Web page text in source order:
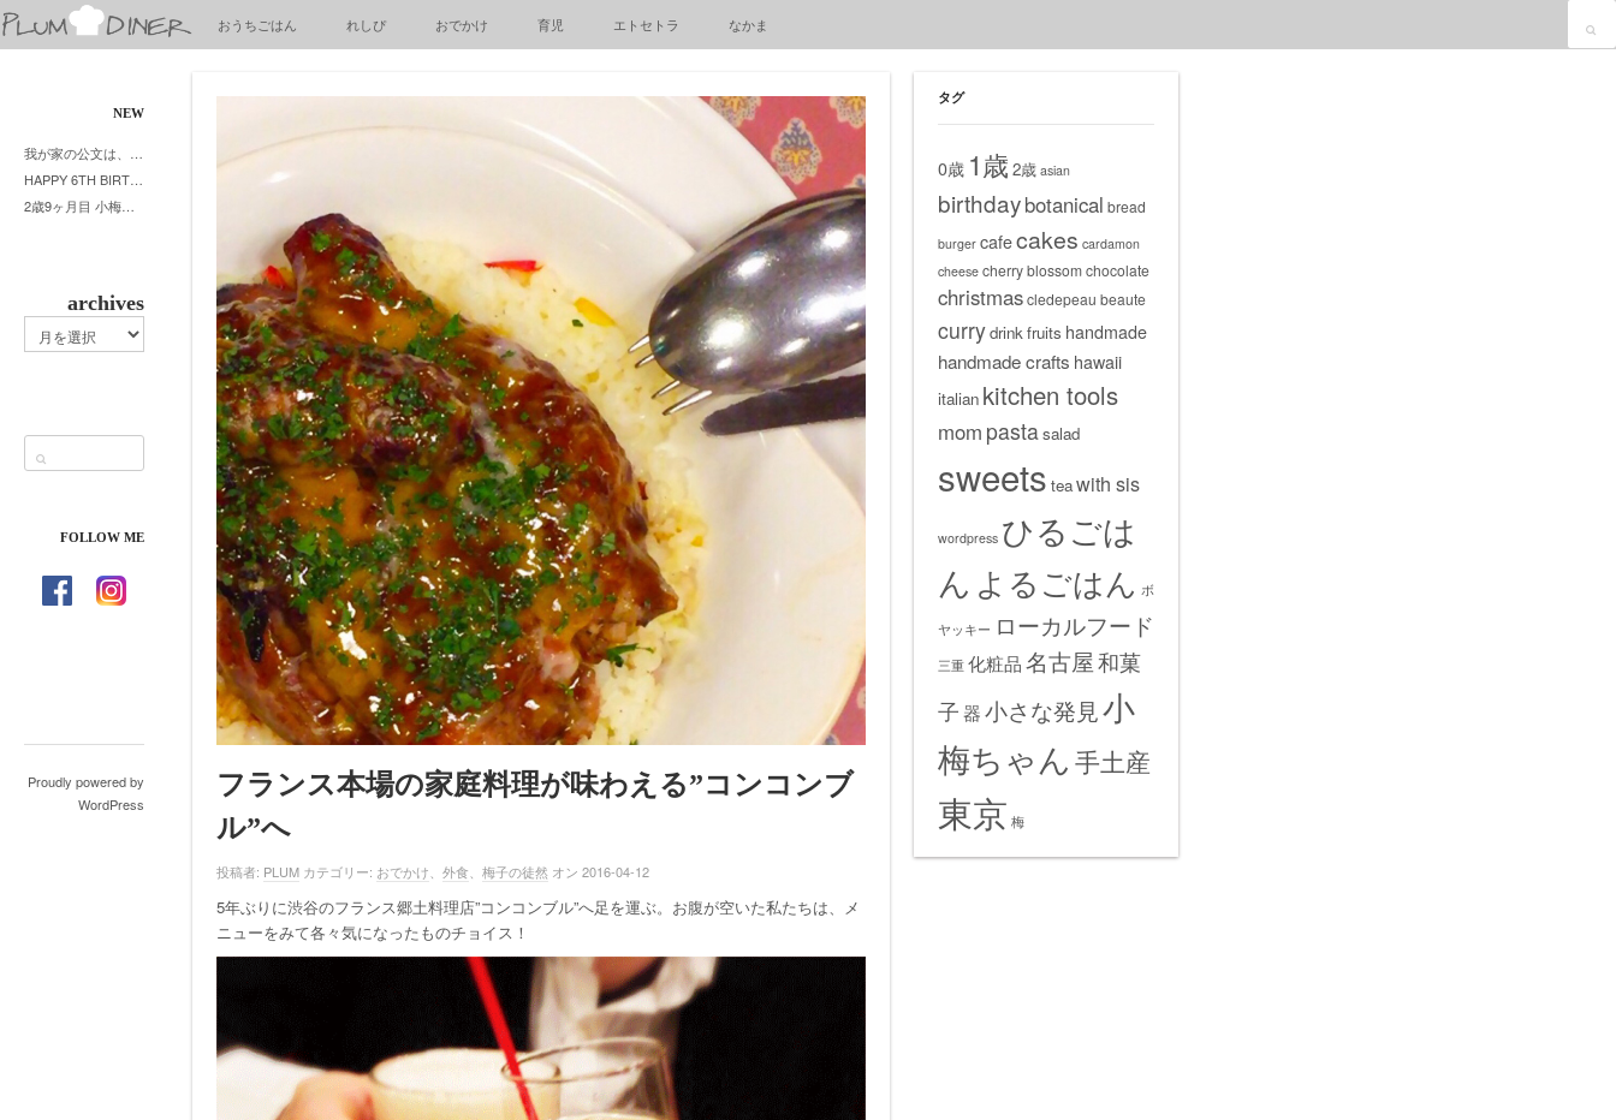
梅
子
おうちごはん れしぴ おでかけ 育児 エトセトラ なかま
NEW
我が家の公文は、やってよかった公文式？親もがんばる公文式？時々我が家は苦悶式？
HAPPY 6TH BIRTHDAY LITTE PRINCESS
2歳9ヶ月目 小梅ちゃんピザブーム到来
archives
archives
FOLLOW ME
Proudly powered by
WordPress
フランス本場の家庭料理が味わえる”コンコンブ
ル”へ
投稿者: PLUM カテゴリー: おでかけ 外食 梅子の徒然 オン 2016-04-12
5年ぶりに渋谷のフランス郷土料理店”コンコンブル”へ足を運ぶ。 お腹が空いた私たちは、メ
ニューをみて各々気になったものチョイス！
タグ
0歳 1歳 2歳 asian
birthdaybotanical bread
burger cafecakes cardamon
cheese cherry blossomchocolate
christmascledepeau beaute
currydrinkfruits handmade
handmade crafts hawaii
italian kitchen tools
mom pastasalad
sweets teawith sis
wordpress ひるごは
ん よるごはん ボ
ヤッキー ローカルフード
三重 化粧品名古屋和菓
子器小さな発見小
梅ちゃん 手土産
東京 梅